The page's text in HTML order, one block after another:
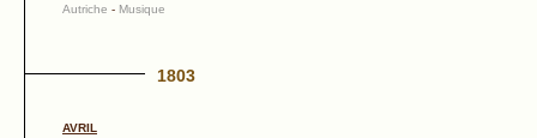
Autriche - Musique
1803
AVRIL